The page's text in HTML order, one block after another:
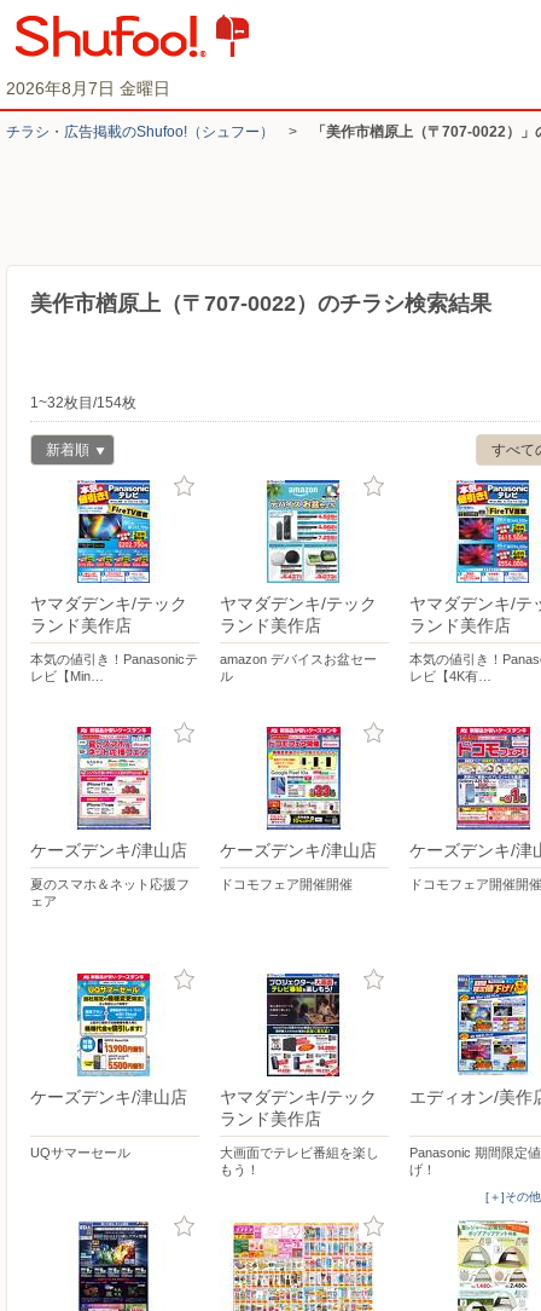
2026年8月7日 金曜日
チラシ・​広告掲載の​Shufoo!​（シュフー） > 「美作市楢原上（〒707-0022）
美作市楢原上（〒707-0022）のチラシ検索結果
1~32枚目/154枚
すべて
新着順
ヤマダデンキ/テック
ランド美作店
本気の値引き！Panasonicテ
レビ【Min…
ヤマダデンキ/テック
ランド美作店
amazon デバイスお盆セー
ル
ヤマダデンキ/テ
ランド美作店
本気の値引き！
レビ【4K有…
ケーズデンキ/津山店
夏のスマホ＆ネット応援フ
ェア
ケーズデンキ/津山店
ドコモフェア開催開催
ケーズデンキ/津
ドコモフェア開催開催
ケーズデンキ/津山店
UQサマーセール
ヤマダデンキ/テック
ランド美作店
大画面でテレビ番組を楽し
もう！
エディオン/美作
Panasonic 期間限定
げ！
[＋]その